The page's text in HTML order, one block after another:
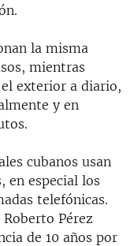
la misma
mientras
exterior a diario,
y en
cubanos usan
en especial los
telefónicas.
Pérez
de 10 años por